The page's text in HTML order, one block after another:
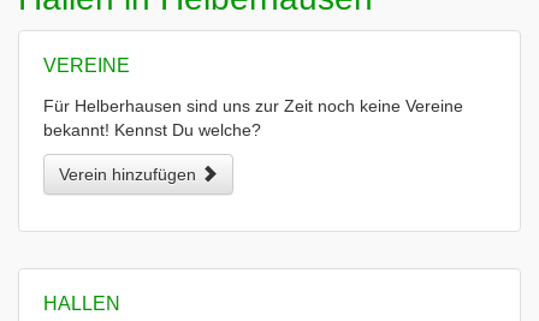
VEREINE
Für Helberhausen sind uns zur Zeit noch keine Vereine
bekannt! Kennst Du welche?
Verein hinzufügen
HALLEN